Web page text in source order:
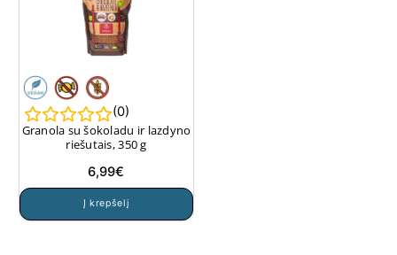
(0)
Granola su šokoladu ir lazdyno
riešutais, 350 g
6,99€
Į krepšelį